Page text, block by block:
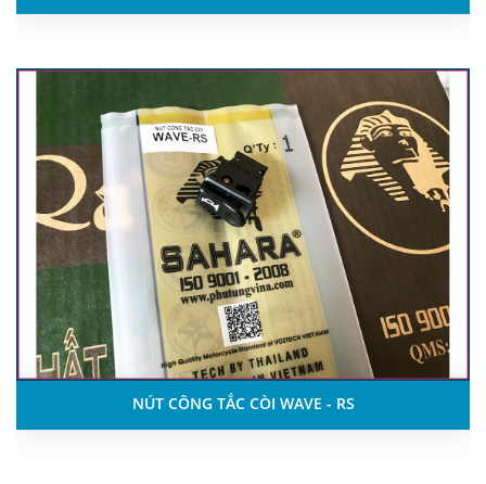
NÚT CÔNG TẮC CÒI WAVE - RS